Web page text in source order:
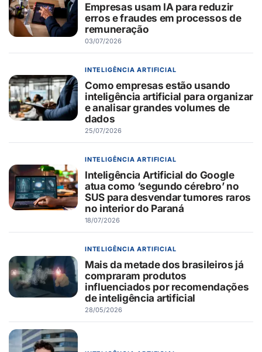
Empresas usam IA para reduzir
erros e fraudes em processos de
remuneração
03/07/2026
INTELIGÊNCIA ARTIFICIAL
Como empresas estão usando
inteligência artificial para organizar
e analisar grandes volumes de
dados
25/07/2026
INTELIGÊNCIA ARTIFICIAL
Inteligência Artificial do Google
atua como ‘segundo cérebro’ no
SUS para desvendar tumores raros
no interior do Paraná
18/07/2026
INTELIGÊNCIA ARTIFICIAL
Mais da metade dos brasileiros já
compraram produtos
influenciados por recomendações
de inteligência artificial
28/05/2026